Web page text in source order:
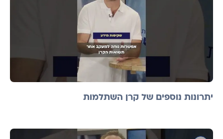
יתרונות נוספים של קרן השתלמות